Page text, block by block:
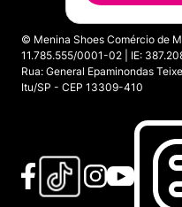
© Menina Shoes Comércio de
11.785.555/0001-02 | IE:
Rua: General Epaminondas
Itu/SP - CEP 13309-410